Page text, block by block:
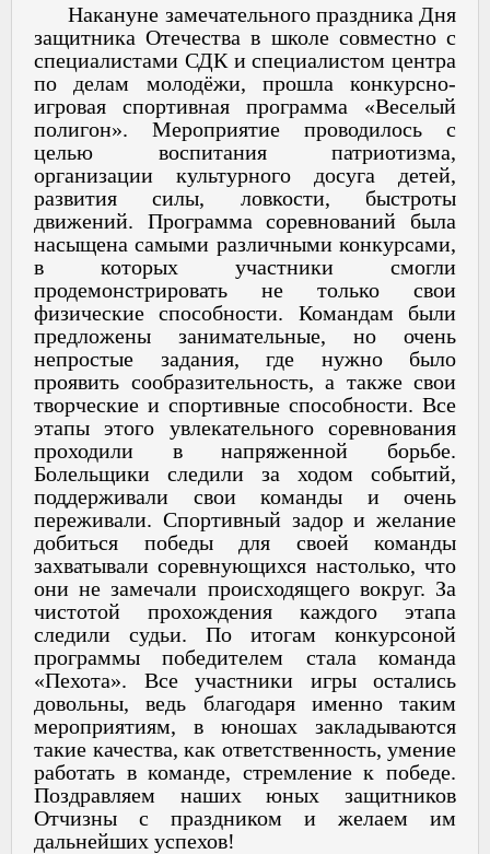
Накануне замечательного праздника Дня
защитника Отечества в школе совместно с
специалистами СДК и специалистом центра
по делам молодёжи, прошла конкурсно-
игровая спортивная программа «Веселый
полигон». Мероприятие проводилось с
целью воспитания патриотизма,
организации культурного досуга детей,
развития силы, ловкости, быстроты
движений. Программа соревнований была
насыщена самыми различными конкурсами,
в которых участники смогли
продемонстрировать не только свои
физические способности. Командам были
предложены занимательные, но очень
непростые задания, где нужно было
проявить сообразительность, а также свои
творческие и спортивные способности. Все
этапы этого увлекательного соревнования
проходили в напряженной борьбе.
Болельщики следили за ходом событий,
поддерживали свои команды и очень
переживали. Спортивный задор и желание
добиться победы для своей команды
захватывали соревнующихся настолько, что
они не замечали происходящего вокруг. За
чистотой прохождения каждого этапа
следили судьи. По итогам конкурсоной
программы победителем стала команда
«Пехота». Все участники игры остались
довольны, ведь благодаря именно таким
мероприятиям, в юношах закладываются
такие качества, как ответственность, умение
работать в команде, стремление к победе.
Поздравляем наших юных защитников
Отчизны с праздником и желаем им
дальнейших успехов!